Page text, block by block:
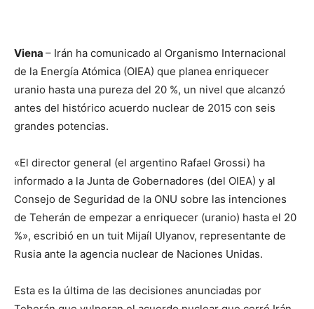
Viena – Irán ha comunicado al Organismo Internacional
de la Energía Atómica (OIEA) que planea enriquecer
uranio hasta una pureza del 20 %, un nivel que alcanzó
antes del histórico acuerdo nuclear de 2015 con seis
grandes potencias.
«El director general (el argentino Rafael Grossi) ha
informado a la Junta de Gobernadores (del OIEA) y al
Consejo de Seguridad de la ONU sobre las intenciones
de Teherán de empezar a enriquecer (uranio) hasta el 20
%», escribió en un tuit Mijaíl Ulyanov, representante de
Rusia ante la agencia nuclear de Naciones Unidas.
Esta es la última de las decisiones anunciadas por